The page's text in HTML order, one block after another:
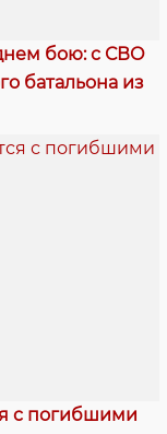
бою: с СВО
батальона из
с погибшими